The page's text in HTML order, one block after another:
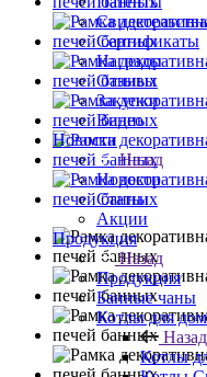
Свидетельства
Сертификаты
Награды
Отзывы
Закупки
Видео
Новости
Назад
Новости
Статьи
Акции
Продукция
Назад
Продукция
Банные чаны
Котлы для
Назад
Котлы